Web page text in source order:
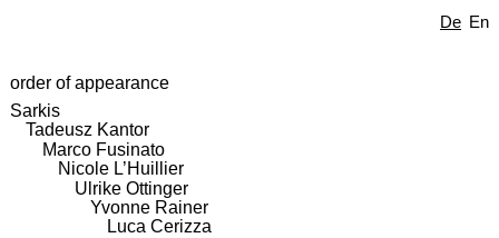
De En
order of appearance
Sarkis
Tadeusz Kantor
Marco Fusinato
Nicole L’Huillier
Ulrike Ottinger
Yvonne Rainer
Luca Cerizza